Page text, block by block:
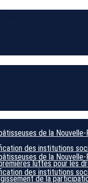
de la Nouvelle-
des institutions
luttes pour les
de la
de la Nouvelle-
des institutions